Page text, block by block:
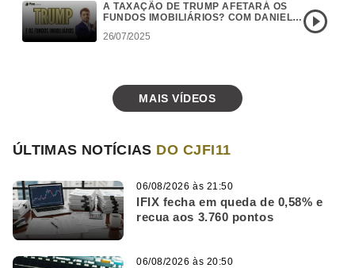
A TAXAÇÃO DE TRUMP AFETARÁ OS
FUNDOS IMOBILIÁRIOS? COM DANIEL
26/07/2025
MAIS VÍDEOS
ÚLTIMAS NOTÍCIAS DO CJFI11
IFIX fecha em queda de 0,58% e
recua aos 3.760 pontos
06/08/2026 às 21:50
06/08/2026 às 20:50